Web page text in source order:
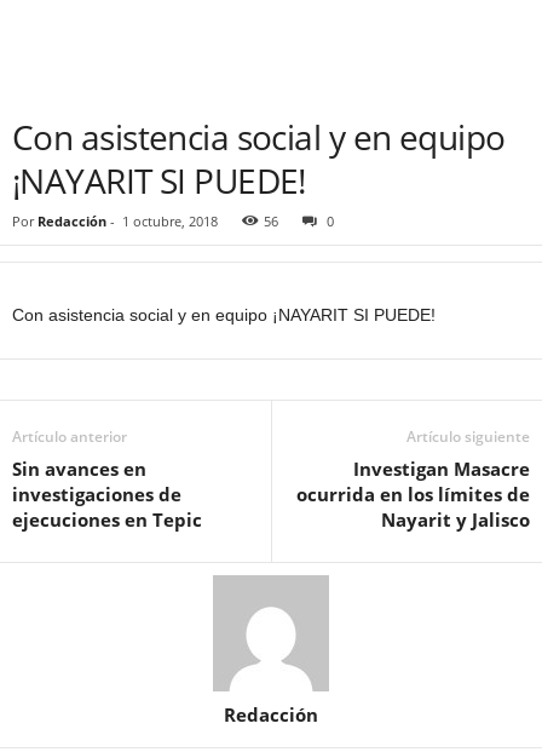
Con asistencia social y en equipo
¡NAYARIT SI PUEDE!
Por Redacción - 1 octubre, 2018 56 0
Con asistencia social y en equipo ¡NAYARIT SI PUEDE!
Artículo anterior
Sin avances en
investigaciones de
ejecuciones en Tepic
Artículo siguiente
Investigan Masacre
ocurrida en los límites de
Nayarit y Jalisco
Redacción